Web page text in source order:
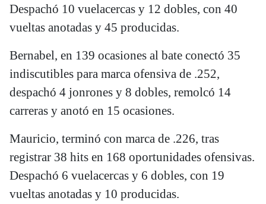
Despachó 10 vuelacercas y 12 dobles, con 40
vueltas anotadas y 45 producidas.
Bernabel, en 139 ocasiones al bate conectó 35
indiscutibles para marca ofensiva de .252,
despachó 4 jonrones y 8 dobles, remolcó 14
carreras y anotó en 15 ocasiones.
Mauricio, terminó con marca de .226, tras
registrar 38 hits en 168 oportunidades ofensivas.
Despachó 6 vuelacercas y 6 dobles, con 19
vueltas anotadas y 10 producidas.